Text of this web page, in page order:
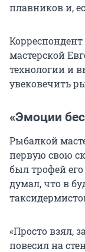
плавников и,
Корреспондент
мастерской
технологии и
увековечить
«Эмоции
Рыбалкой
первую свою
был трофей
думал, что в
«Просто взял,
повесил на